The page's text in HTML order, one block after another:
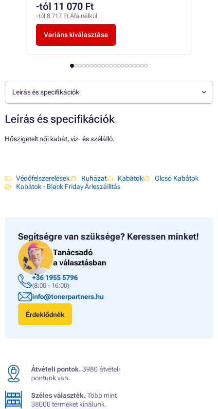
-tól 11 070 Ft
-tól 8 717 Ft Áfa nélkül
Variáns kiválasztása
Leírás és specifikációk
Leírás és specifikációk
Hőszigetelt női kabát, víz- és szélálló.
Védőfelszerelések Ruházat Kabátok
Olcsó Kabátok
Kabátok - Black Friday Árleszállítás
Segítségre van szüksége? Keressen minket!
Tanácsadó
a választásban
+36 1955 5796
(8:00 - 16:00)
info@tonerpartners.hu
Érdeklődnék
Átvételi pontok.3980 átvételi
pontunk van.
Széles választék.Több mint
38000 terméket kínálunk.